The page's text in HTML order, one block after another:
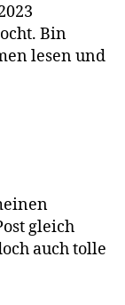
Bin
lesen und
gleich
auch tolle